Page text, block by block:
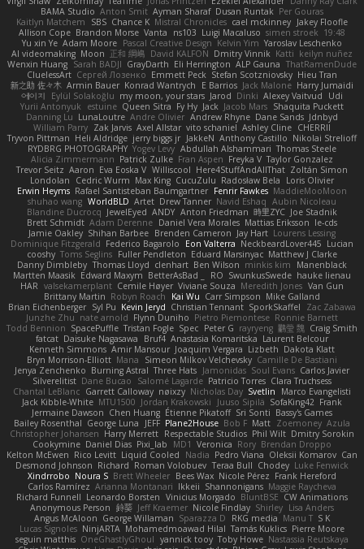
BAMA Studio Anton Smit Ayman Sharaf Dusan Runtak Per Gouras
Kaitlyn Matchem
SBS Chance K Mistral Chronicles cael mckinney Jakey Floofle
Allison Cope Brandon Morse Vanta ns103 Luigi Macaluso simen stroek 19:48
Yu xin Ye Adam Moore Pascal Creative Design Kelvin Yim Yaroslav Leschenko
AI videomaking Moon 正和 綱嶋 David KALFON Dmitry Vinnik Katti keilyn nuñez
Wenxin Huang Sarah BADJI GrayDarth Eli Herrington ALP Gauna ThatRamenDude
CluelessArt Cергей Лозенко Emmett Peck Stefan Scotzniovsky Hieu Tran
新之助 佐々木 Armin Bauer Konrad Wantrych E Barrios Jack Malone Harry Jumaidi
에이지
Eylül Solakoğlu my moon, your stars Jarod Dinki Alexey Vaitvud
Udi
Yurii Antonyuk
estuine Queen Sitra Fy Hy Jack Jacob Mars Shaquita Puckett
Danning Lu LunaLoutre Andre Olivier Andrew Rhyne Dane Sands Jdnbyd
William Parry Zak Jarvis Axel Allstar vito schaniel Ashley Cline CHERRII
Tryvon Pittman Heli Aldridge jerry biggs jr JakkeN Anthony Castillo Nikolai Strelioff
RYDBRG PHOTOGRAPHY Yogev Levy Abdullah Alshammari Thomas Steele
Alicia Zimmermann Patrick Zulke Fran Aspen Freyka V Taylor Gonzalez
Trevor Seitz Aaron Eva Eoska V Williscool Here4StuffAndAllThat Zoltán Simon
Londolan
Cedric Wurm Max King CucuZulu Radosław Bela
Loris Olivier
Erwin Heyms Rafael Santisteban Baumgartner Fenrir Fawkes MaddieMooMoon
shuhao wang WorldBLD Artet Drew Tanner Navid Eshaq Aubin Nicoleau
Blandine Ducrocq JewelEyed ANDY Anton Friedman 時里ZYC Joe Stadnik
Brett Schmidt Adam Derenne Daniel Vera Morales Mattias Eriksson le-cds
Jamie Oakley Shihan Barbee Brenden Cameron Jay Hart Lourens Lessing
Dominique Fitzgerald Federico Bagarolo Eon Valterra NeckbeardLover445 Lucian
cooshy Toms Seglins Fuller Pendleton Eduard Marsinyac Matthew J Clarke
Danny Dimbleby Thomas Lloyd clenhart Ben Wilson minkis kim
Manenblack
Martten Maasik Edward Maxym BetterAsBad _ RO SwunkusSwede hauke lienau
HAR valsekamerplant Cemile Høyer Viviane Souza Meredith Jones Van Gun
Brittany Martin Robyn Roach Kai Wu Carr Simpson Mike Galland
Brian Eichenberger Syl Pu Kevin Jeryd Christian Tennant SporkSkaffel
Zac Zabawa
Junzhe Zhu nate arnold Flynn Duniho Pietro Piemontese Ronnie Barnett
Todd Bennion SpacePuffle Tristan Fogle Spec Peter G rayryeng 鸝瑩 魏 Craig Smith
fatcat Daisuke Nagasawa Bruf4 Anastasia Komaritska Laurent Belcour
Kenneth Simmons Amir Mansour Joaquim Vergara Lizbeth Dakota Klatt
Bryn Morrison-Elliott Mana Simeon Milkov Velchevsky Camille De Bastiani
Jenya Zenchenko Burning Astral Three Hats Jamonidas Soul Evans Carlos Javier
Silverelitist Dane Bucao Salomé Lagarde Patricio Torres Clara Truchsess
Chantal LeBlanc Garrett Calloway nøixzy Nicholas Day Svetlin
Marco Evangelisti
Jack Kibble-White MTU1500 Jordan Krakowski Juuso Sipilä SofaKing42 Frank
Jermaine Dawson Chen Huang Étienne Pikatoff Sri Sonti Bassy's Games
Bailey Rosenthal George Luna JEFF Plane2House Bob F Matt Zoemoney Azula
Christopher Johansen Harry Merrett Respectable Studios Phil Wilt Dmitry Sorokin
Cookymine Daniel Dias Pixi_lab MD1 Veronica Rory Brendan Droppo
Kelton McEwen Rico Levitt Liquid Cooled Nadia Pedro Viana Oleksii Komarov Can
Desmond Johnson Richard Roman Volobuev Teraa Bull Chodey Luke Fenwick
Xindrrobo Noura S Brett Wheeler Bees Wax Nicole Pérez Frank Hereford
Carlos Ramírez Arianna Montanari Ikkeii Shannonigans Maggie Raycheva
Richard Funnell Leonardo Borsten Vinicius Morgado BluntBSE CW Animations
Anonymous Person 鈴葵 Jeff Kraemer Nicole Findlay Shirley Lisa Anders
Angus McAloon George Willaman Sparazza D RKG media Manu T S K
Lucas Signoles NinjARTA Mohamedmoawad Hilal Tamás Kuklics Pierre Moore
seguin matthis OneGhastlyGhoul yannick tooy Toby Howe Nastassia Reutskaya